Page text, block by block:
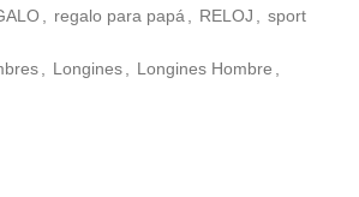
Longines Longines Hombre
regalo para papá RELOJ
sport